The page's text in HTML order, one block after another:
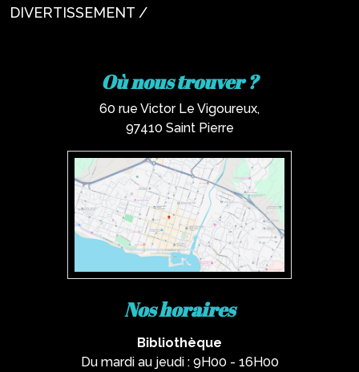
DIVERTISSEMENT /
Où nous trouver ?
60 rue Victor Le Vigoureux,
97410 Saint Pierre
Nos horaires
Bibliothèque
Du mardi au jeudi : 9H00 - 16H00